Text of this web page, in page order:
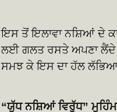
ਇਸ ਤੋਂ ਇਲਾਵਾ ਨਸ਼ਿਆਂ ਦੇ
ਲਈ ਗਲਤ ਰਸਤੇ ਅਪਣਾ
ਸਮਝ ਕੇ ਇਸ ਦਾ ਹੱਲ ਲੱਭਿਆ
“ਯੁੱਧ ਨਸ਼ਿਆਂ ਵਿਰੁੱਧ”